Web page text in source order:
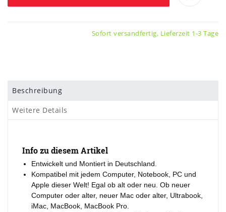
Sofort versandfertig, Lieferzeit 1-3 Tage
Beschreibung
Weitere Details
Info zu diesem Artikel
Entwickelt und Montiert in Deutschland.
Kompatibel mit jedem Computer, Notebook, PC und
Apple dieser Welt! Egal ob alt oder neu. Ob neuer
Computer oder alter, neuer Mac oder alter, Ultrabook,
iMac, MacBook, MacBook Pro.